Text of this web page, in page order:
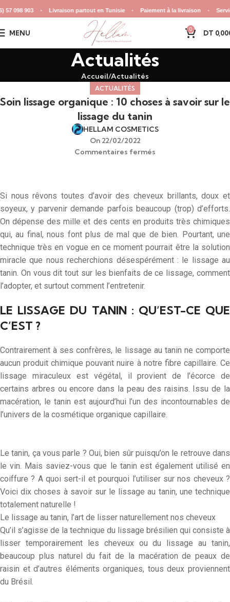
MENU 0 DT
Actualités
Accueil Actualités
ACTUALITÉS
Soin lissage organique : 10 choses à savoir sur le
lissage du tanin
HELLAM COSMETICS
On 22/02/2022
Commentaires fermés
Si nous rêvons toutes d’avoir des cheveux brillants, doux et
soyeux, y parvenir demande parfois beaucoup (trop) d’efforts.
On dépense des mille et des cents en produits très chimiques
qui, au final, nous font plus de mal que de bien. Pourtant, une
technique très en vogue en ce moment pourrait être la solution
miracle que nous recherchions désespérément : le lissage au
tanin. On vous dit tout sur les bienfaits de ce lissage, comment
l’adopter, et surtout comment l’entretenir.
LE LISSAGE DU TANIN : QU’EST-CE QUE
C’EST ?
Contrairement à ses confrères, le lissage au tanin ne comporte
aucun produit chimique pouvant nuire à notre fibre capillaire. Ce
lissage miraculeux est végétal, il provient de l’écorce de
certains arbres ou encore dans la peau des raisins. Issu de la
macération, le tanin est aujourd’hui l’un des incontournables de
l’univers de la cosmétique organique capillaire.
Le tanin, ça vous parle ? Oui, bien sûr puisqu’on le retrouve dans
le vin. Mais saviez-vous que le tanin est également utilisé en
coiffure ? A quoi sert-il et pourquoi l’utiliser sur nos cheveux ?
Voici dix choses à savoir sur le lissage au tanin, une technique
totalement naturelle !
Le lissage au tanin, l’art de lisser naturellement nos cheveux
Qu’il s’agisse de la technique du lissage brésilien qui consiste à
lisser temporairement les cheveux ou du lissage au tanin,
beaucoup plus naturel du fait de la macération de peaux de
raisin et d’autres éléments organiques, tous deux proviennent
du Brésil.
903 • Livraison partout en Tunisie • Paiement à la livraison • Service